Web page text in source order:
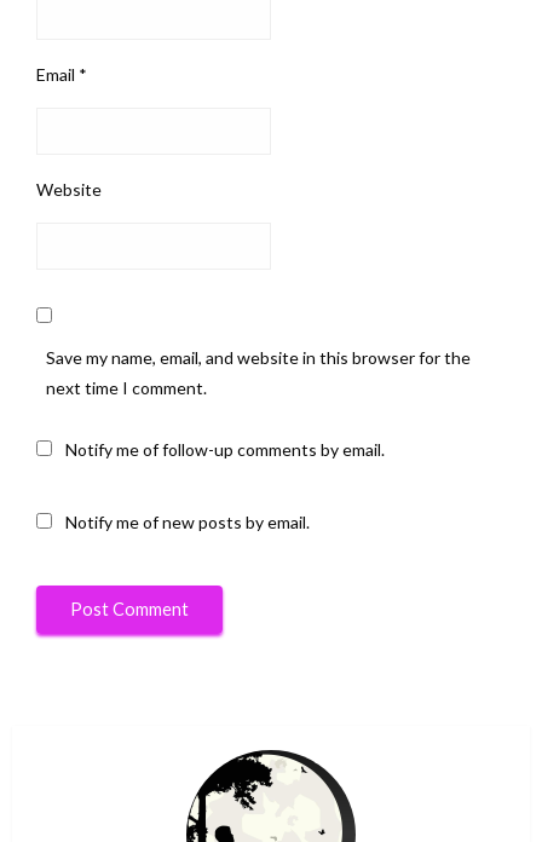
Email *
Website
Save my name, email, and website in this browser for the
next time I comment.
Notify me of follow-up comments by email.
Notify me of new posts by email.